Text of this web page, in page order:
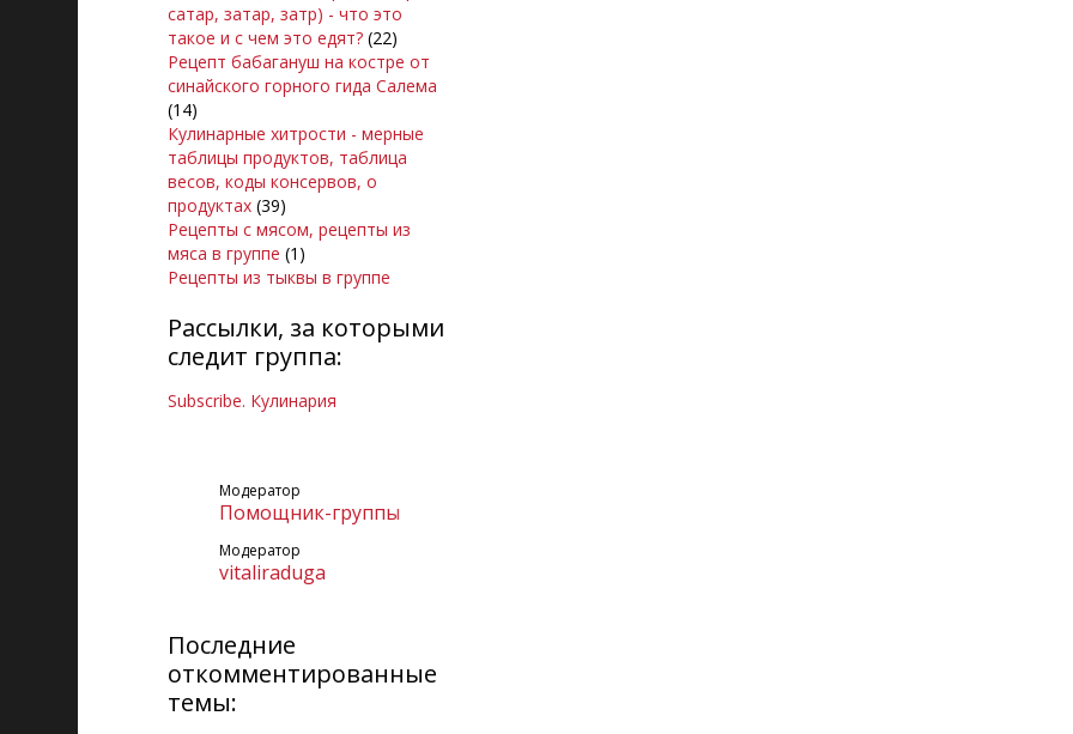
сатар, затар, затр) - что это
такое и с чем это едят? (22)
Рецепт бабагануш на костре от
синайского горного гида Салема
(14)
Кулинарные хитрости - мерные
таблицы продуктов, таблица
весов, коды консервов, о
продуктах (39)
Рецепты с мясом, рецепты из
мяса в группе (1)
Рецепты из тыквы в группе
Рассылки, за которыми
следит группа:
Subscribe. Кулинария
Модератор
Помощник-группы
Модератор
vitaliraduga
Последние
откомментированные
темы: